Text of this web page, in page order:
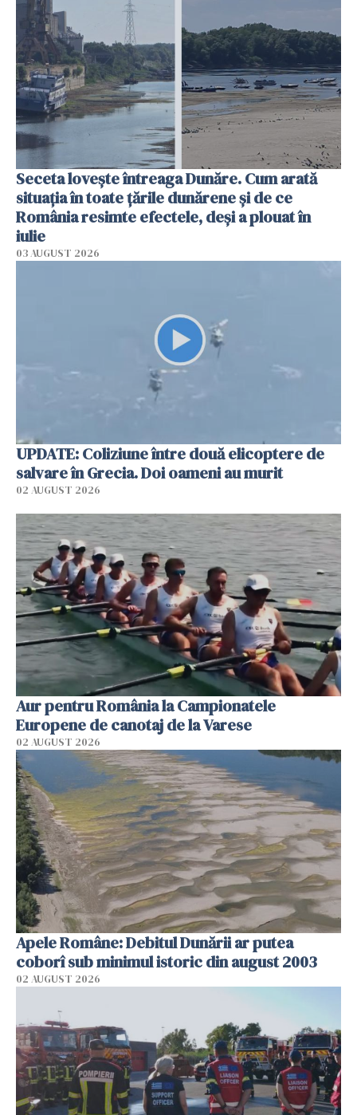
Seceta lovește întreaga Dunăre. Cum arată
situația în toate țările dunărene și de ce
România resimte efectele, deși a plouat în
iulie
03 AUGUST 2026
UPDATE: Coliziune între două elicoptere de
salvare în Grecia. Doi oameni au murit
02 AUGUST 2026
Aur pentru România la Campionatele
Europene de canotaj de la Varese
02 AUGUST 2026
Apele Române: Debitul Dunării ar putea
coborî sub minimul istoric din august 2003
02 AUGUST 2026